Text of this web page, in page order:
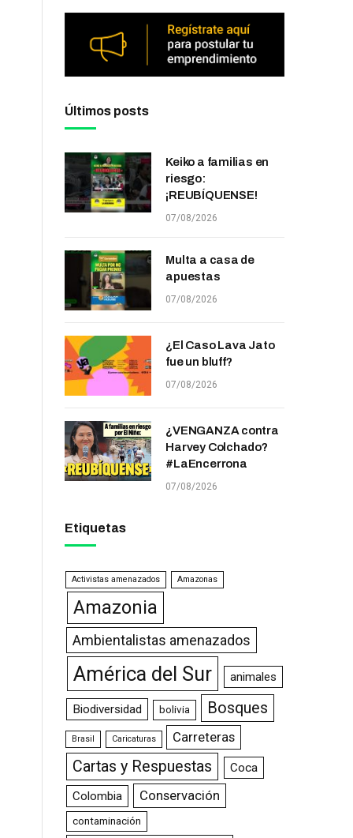
Últimos posts
Keiko a familias en
riesgo:
¡REUBÍQUENSE!
07/08/2026
Multa a casa de
apuestas
07/08/2026
¿El Caso Lava Jato
fue un bluff?
07/08/2026
¿VENGANZA contra
Harvey Colchado?
#LaEncerrona
07/08/2026
Etiquetas
Activistas amenazados Amazonas
Amazonia
Ambientalistas amenazados
América del Sur animales
Biodiversidad bolivia Bosques
Brasil Caricaturas Carreteras
Cartas y Respuestas
Coca
Colombia
Conservación
contaminación